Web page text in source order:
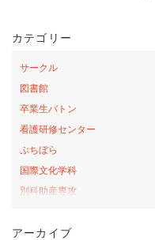
カテゴリー
サークル
図書館
卒業生バトン
看護研修センター
ぷちぼら
国際文化学科
別科助産専攻
お弁当の日プロジェクト
アーカイブ